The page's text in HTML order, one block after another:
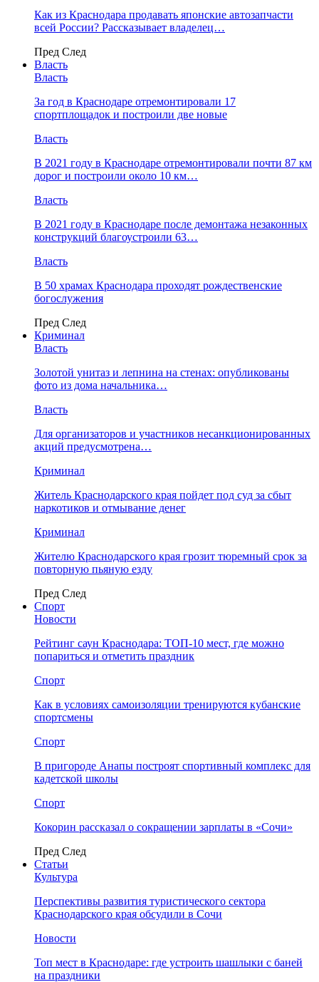
Как из Краснодара продавать японские автозапчасти
всей России? Рассказывает владелец…
Пред След
Власть
Власть
За год в Краснодаре отремонтировали 17
спортплощадок и построили две новые
Власть
В 2021 году в Краснодаре отремонтировали почти 87 км
дорог и построили около 10 км…
Власть
В 2021 году в Краснодаре после демонтажа незаконных
конструкций благоустроили 63…
Власть
В 50 храмах Краснодара проходят рождественские
богослужения
Пред След
Криминал
Власть
​Золотой унитаз и лепнина на стенах: опубликованы
фото из дома начальника…
Власть
Для организаторов и участников несанкционированных
акций предусмотрена…
Криминал
Житель Краснодарского края пойдет под суд за сбыт
наркотиков и отмывание денег
Криминал
Жителю Краснодарского края грозит тюремный срок за
повторную пьяную езду
Пред След
Спорт
Новости
Рейтинг саун Краснодара: ТОП-10 мест, где можно
попариться и отметить праздник
Спорт
Как в условиях самоизоляции тренируются кубанские
спортсмены
Спорт
В пригороде Анапы построят спортивный комплекс для
кадетской школы
Спорт
Кокорин рассказал о сокращении зарплаты в «Сочи»
Пред След
Статьи
Культура
Перспективы развития туристического сектора
Краснодарского края обсудили в Сочи
Новости
Топ мест в Краснодаре: где устроить шашлыки с баней
на праздники